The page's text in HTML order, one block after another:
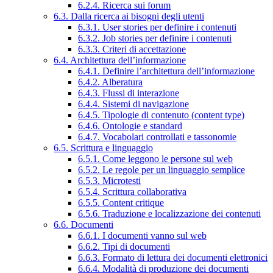
6.2.4. Ricerca sui forum
6.3. Dalla ricerca ai bisogni degli utenti
6.3.1. User stories per definire i contenuti
6.3.2. Job stories per definire i contenuti
6.3.3. Criteri di accettazione
6.4. Architettura dell’informazione
6.4.1. Definire l’architettura dell’informazione
6.4.2. Alberatura
6.4.3. Flussi di interazione
6.4.4. Sistemi di navigazione
6.4.5. Tipologie di contenuto (content type)
6.4.6. Ontologie e standard
6.4.7. Vocabolari controllati e tassonomie
6.5. Scrittura e linguaggio
6.5.1. Come leggono le persone sul web
6.5.2. Le regole per un linguaggio semplice
6.5.3. Microtesti
6.5.4. Scrittura collaborativa
6.5.5. Content critique
6.5.6. Traduzione e localizzazione dei contenuti
6.6. Documenti
6.6.1. I documenti vanno sul web
6.6.2. Tipi di documenti
6.6.3. Formato di lettura dei documenti elettronici
6.6.4. Modalità di produzione dei documenti